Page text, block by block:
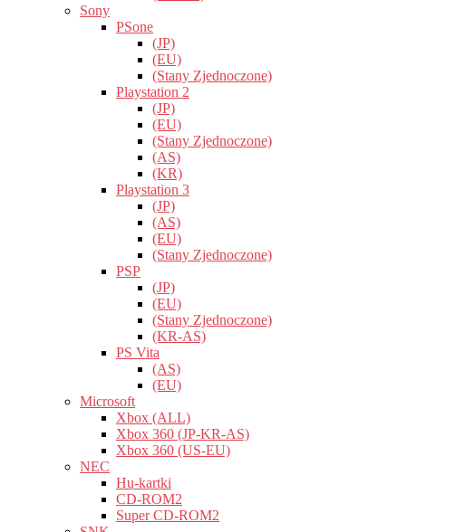
Sony
PSone
(JP)
(EU)
(Stany Zjednoczone)
Playstation 2
(JP)
(EU)
(Stany Zjednoczone)
(AS)
(KR)
Playstation 3
(JP)
(AS)
(EU)
(Stany Zjednoczone)
PSP
(JP)
(EU)
(Stany Zjednoczone)
(KR-AS)
PS Vita
(AS)
(EU)
Microsoft
Xbox (ALL)
Xbox 360 (JP-KR-AS)
Xbox 360 (US-EU)
NEC
Hu-kartki
CD-ROM2
Super CD-ROM2